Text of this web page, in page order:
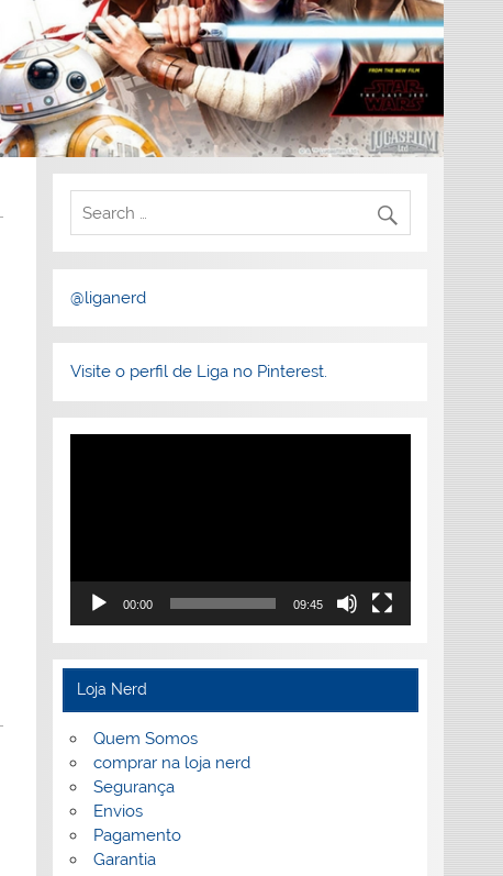
@liganerd
Visite o perfil de Liga no Pinterest.
Tocador
00:00 09:45
Loja Nerd
Quem Somos
comprar na loja nerd
Segurança
Envios
Pagamento
Garantia